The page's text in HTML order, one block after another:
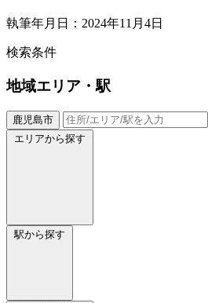
執筆年月日：2024年11月4日
検索条件
地域エリア・駅
鹿児島市
エリアから探す
駅から探す